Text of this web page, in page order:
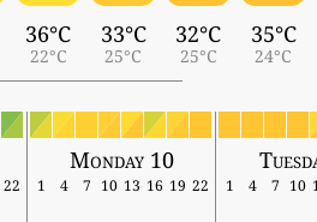
36°C
22°C
33°C
25°C
32°C
25°C
35°C
24°C
Monday 10
22 1 4 7 10 13 16 19 22 1 4 7 10